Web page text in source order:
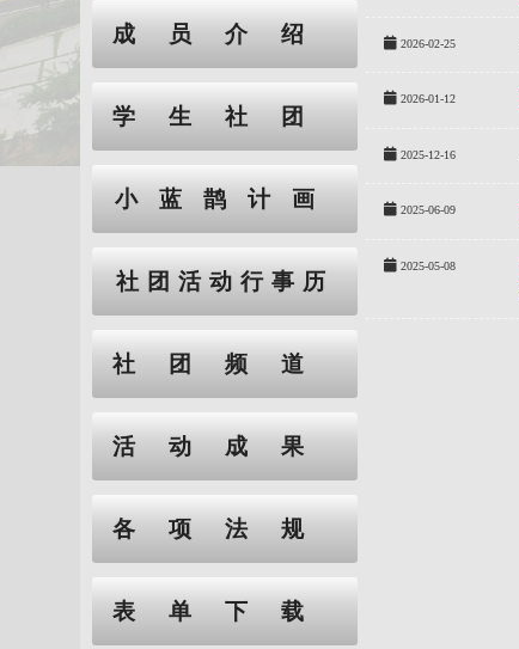
成员介绍
学生社团
小蓝鹊计画
社团活动行事历
社团频道
活动成果
各项法规
表单下载
2026-02-25
2026-01-12
2025-12-16
2025-06-09
2025-05-08